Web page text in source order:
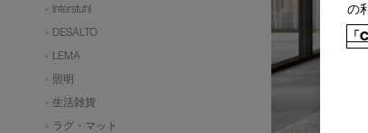
Interstuhl
DESALTO
LEMA
照明
生活雑貨
ラグ・マット
の